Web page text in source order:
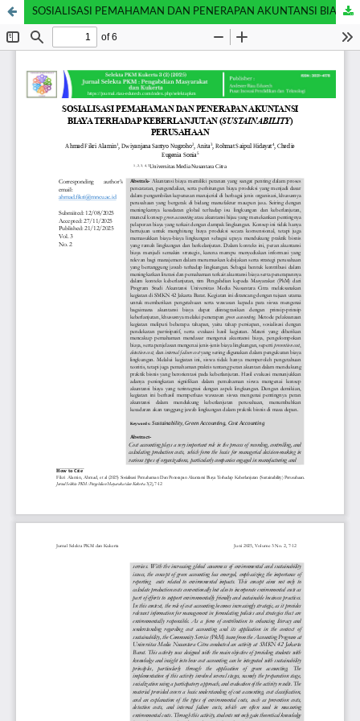
SOSIALISASI PEMAHAMAN DAN PENERAPAN AKUNTANSI BIAYA TERHADAP KEBERLANJUTAN (SUSTAINABILITY) PERUSAHAAN